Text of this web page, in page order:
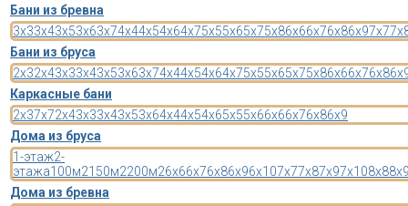
Бани из бревна
3x33x43x53x63x74x44x54x64x75x55x65x75x86x66x76x86x97x7
Бани из бруса
2x32x43x33x43x53x63x74x44x54x64x75x55x65x75x86x66x76x8
Каркасные бани
2x37x72x43x33x43x53x64x44x54x65x55x66x66x76x86x9
Дома из бруса
1-этаж2-
этажа100м2150м2200м26x66x76x86x96x107x77x87x97x108x8
Дома из бревна